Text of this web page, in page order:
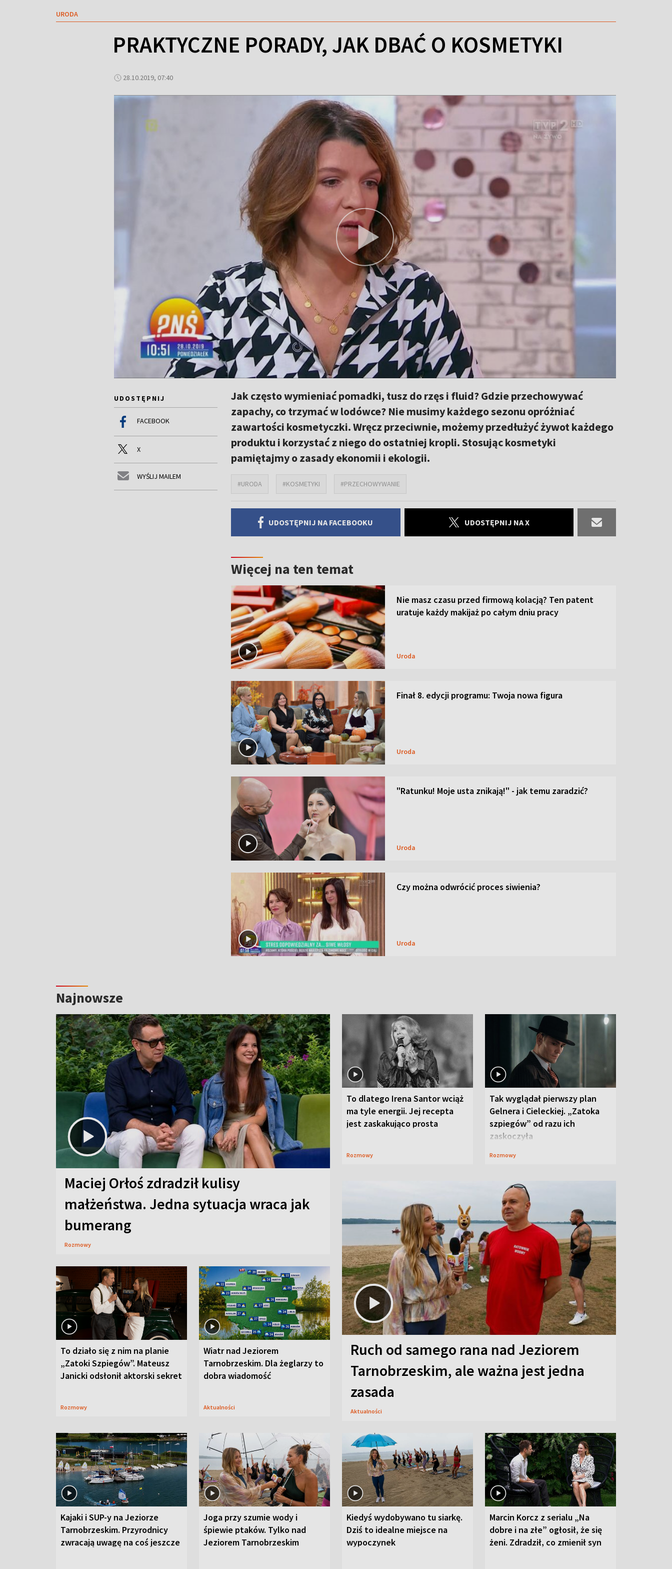
URODA
PRAKTYCZNE PORADY, JAK DBAĆ O KOSMETYKI
28.10.2019, 07:40
UDOSTĘPNIJ
FACEBOOK
X
WYŚLIJ MAILEM
Jak często wymieniać pomadki, tusz do rzęs i fluid? Gdzie przechowywać
zapachy, co trzymać w lodówce? Nie musimy każdego sezonu opróżniać
zawartości kosmetyczki. Wręcz przeciwnie, możemy przedłużyć żywot każdego
produktu i korzystać z niego do ostatniej kropli. Stosując kosmetyki
pamiętajmy o zasady ekonomii i ekologii.
#URODA #KOSMETYKI #PRZECHOWYWANIE
UDOSTĘPNIJ NA FACEBOOKU UDOSTĘPNIJ NA X
Więcej na ten temat
Nie masz czasu przed firmową kolacją? Ten patent
uratuje każdy makijaż po całym dniu pracy
Uroda
Finał 8. edycji programu: Twoja nowa figura
Uroda
"Ratunku! Moje usta znikają!" - jak temu zaradzić?
Uroda
Czy można odwrócić proces siwienia?
Uroda
Najnowsze
Maciej Orłoś zdradził kulisy
małżeństwa. Jedna sytuacja wraca jak
bumerang
Rozmowy
To dlatego Irena Santor wciąż
ma tyle energii. Jej recepta
jest zaskakująco prosta
Rozmowy
Tak wyglądał pierwszy plan
Gelnera i Cieleckiej. „Zatoka
szpiegów” od razu ich
zaskoczyła
Rozmowy
To działo się z nim na planie
„Zatoki Szpiegów”. Mateusz
Janicki odsłonił aktorski sekret
Rozmowy
Wiatr nad Jeziorem
Tarnobrzeskim. Dla żeglarzy to
dobra wiadomość
Aktualności
Ruch od samego rana nad Jeziorem
Tarnobrzeskim, ale ważna jest jedna
zasada
Aktualności
Kajaki i SUP-y na Jeziorze
Tarnobrzeskim. Przyrodnicy
zwracają uwagę na coś jeszcze
Joga przy szumie wody i
śpiewie ptaków. Tylko nad
Jeziorem Tarnobrzeskim
Kiedyś wydobywano tu siarkę.
Dziś to idealne miejsce na
wypoczynek
Marcin Korcz z serialu „Na
dobre i na złe” ogłosił, że się
żeni. Zdradził, co zmienił syn